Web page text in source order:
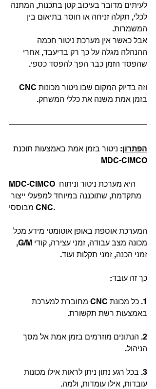
לעיתים מדובר בעיכוב קטן בתכנות, המתנה
לכלי, תקלה זניחה או חוסר בתיאום בין
המשמרות.
אבל כאשר אין מערכת ניטור חכמה
ההנהלה מגלה על כך רק בדיעבד, אחרי
שהפסד הזמן כבר הפך להפסד כספי.
בזמן אמת משנה את כללי המשחק.
הפתרון: ניטור בזמן אמת באמצעות תוכנת
MDC-CIMCO
MDC-CIMCO היא מערכת ניטור וניתוח
מתקדמת, שתוכננה במיוחד למפעלי ייצור
מבוססי CNC.
המערכת אוספת באופן אוטומטי מידע מכל
מכונה מצב עבודה, זמני עצירה, קודי G/M,
זמני הכנה, זמני תקלות ועוד.
כך זה עובד:
1. כל מכונת CNC מחוברת למערכת
באמצעות רשת תקשורת.
2. הנתונים מוזרמים בזמן אמת אל מסך
הניהול.
3. בכל רגע נתון ניתן לראות אילו מכונות
עובדות, אילו עומדות, ולמה.